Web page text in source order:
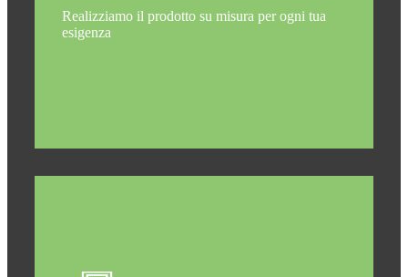
Realizziamo il prodotto su misura per ogni tua
esigenza